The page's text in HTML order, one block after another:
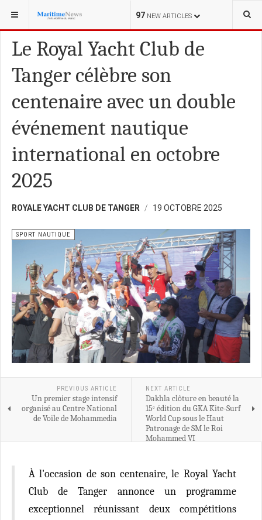
97 NEW ARTICLES
VOUS ÊTES ICI :
Le Royal Yacht Club de
Tanger célèbre son
centenaire avec un double
événement nautique
international en octobre
2025
ROYALE YACHT CLUB DE TANGER 19 OCTOBRE 2025
SPORT NAUTIQUE
PREVIOUS ARTICLE
Un premier stage intensif
organisé au Centre National
de Voile de Mohammedia
NEXT ARTICLE
Dakhla clôture en beauté la
15ᵉ édition du GKA Kite-Surf
World Cup sous le Haut
Patronage de SM le Roi
Mohammed VI
À l'occasion de son centenaire, le Royal Yacht
Club de Tanger annonce un programme
exceptionnel réunissant deux compétitions